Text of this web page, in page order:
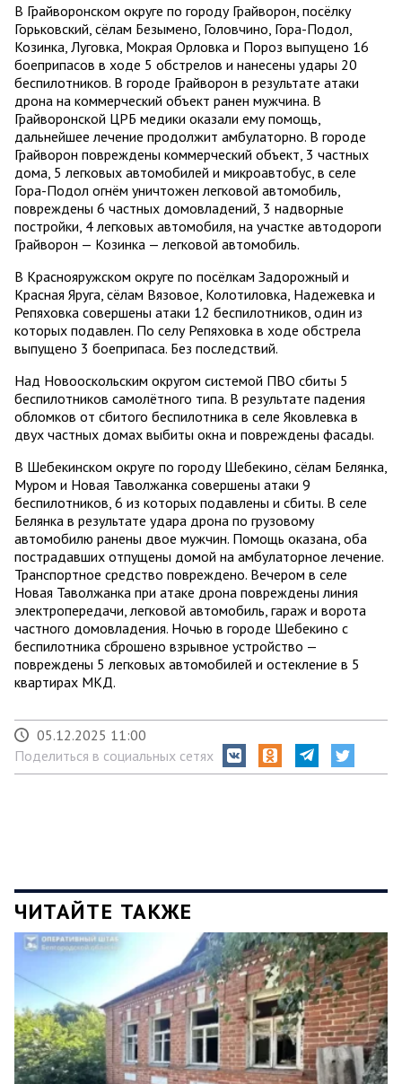
В Грайворонском округе по городу Грайворон, посёлку
Горьковский, сёлам Безымено, Головчино, Гора-Подол,
Козинка, Луговка, Мокрая Орловка и Пороз выпущено 16
боеприпасов в ходе 5 обстрелов и нанесены удары 20
беспилотников. В городе Грайворон в результате атаки
дрона на коммерческий объект ранен мужчина. В
Грайворонской ЦРБ медики оказали ему помощь,
дальнейшее лечение продолжит амбулаторно. В городе
Грайворон повреждены коммерческий объект, 3 частных
дома, 5 легковых автомобилей и микроавтобус, в селе
Гора-Подол огнём уничтожен легковой автомобиль,
повреждены 6 частных домовладений, 3 надворные
постройки, 4 легковых автомобиля, на участке автодороги
Грайворон — Козинка — легковой автомобиль.
В Краснояружском округе по посёлкам Задорожный и
Красная Яруга, сёлам Вязовое, Колотиловка, Надежевка и
Репяховка совершены атаки 12 беспилотников, один из
которых подавлен. По селу Репяховка в ходе обстрела
выпущено 3 боеприпаса. Без последствий.
Над Новооскольским округом системой ПВО сбиты 5
беспилотников самолётного типа. В результате падения
обломков от сбитого беспилотника в селе Яковлевка в
двух частных домах выбиты окна и повреждены фасады.
В Шебекинском округе по городу Шебекино, сёлам Белянка,
Муром и Новая Таволжанка совершены атаки 9
беспилотников, 6 из которых подавлены и сбиты. В селе
Белянка в результате удара дрона по грузовому
автомобилю ранены двое мужчин. Помощь оказана, оба
пострадавших отпущены домой на амбулаторное лечение.
Транспортное средство повреждено. Вечером в селе
Новая Таволжанка при атаке дрона повреждены линия
электропередачи, легковой автомобиль, гараж и ворота
частного домовладения. Ночью в городе Шебекино с
беспилотника сброшено взрывное устройство —
повреждены 5 легковых автомобилей и остекление в 5
квартирах МКД.
05.12.2025 11:00
Поделиться в социальных сетях
ЧИТАЙТЕ ТАКЖЕ